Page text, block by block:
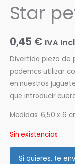
Star
0,45 € IVA
Divertida pieza de
podemos utilizar
en nuestros
que introducir
Medidas: 6,50 x 6
Sin existencias
Si quieres, te